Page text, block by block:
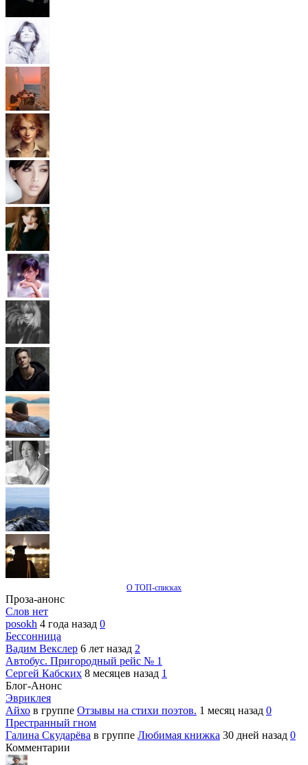
О ТОП-списках
Проза-анонс
Слов нет
posokh 4 года назад 0
Бессонница
Вадим Векслер 6 лет назад 2
Автобус. Пригородный рейс № 1
Сергей Кабских 8 месяцев назад 1
Блог-Анонс
Эвриклея
Айхо в группе Отзывы на стихи поэтов. 1 месяц назад 0
Престранный гном
Галина Скударёва в группе Любимая книжка 30 дней назад 0
Комментарии